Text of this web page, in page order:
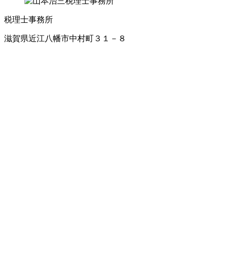
税理士事務所
滋賀県近江八幡市中村町３１－８